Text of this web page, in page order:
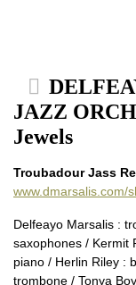
JAZZ
Jewels
Troubadour Jass
www.dmarsalis.com/
Delfeayo Marsalis :
saxophones / Kermit
piano / Herlin Riley :
trombone / Tonya